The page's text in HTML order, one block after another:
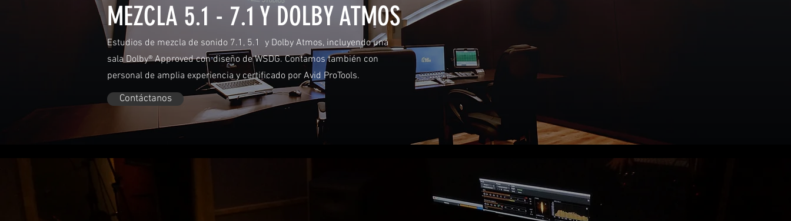
MEZCLA 5.1 - 7.1 Y DOLBY ATMOS
Estudios de mezcla de sonido 7.1, 5.1 y Dolby Atmos, incluyendo una
sala Dolby® Approved con diseño de WSDG. Contamos también con
personal de amplia experiencia y certificado por Avid ProTools.
Contáctanos